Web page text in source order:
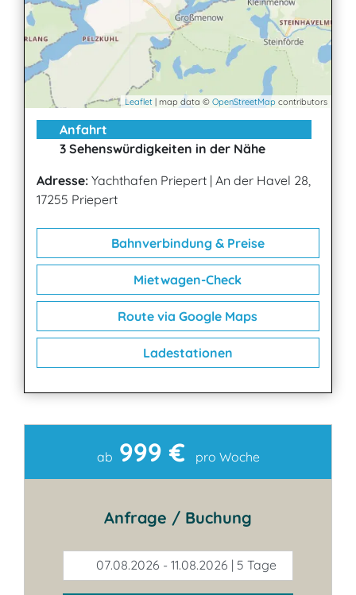
Leaflet | map data © OpenStreetMap contributors
Anfahrt
3 Sehenswürdigkeiten in der Nähe
Adresse: Yachthafen Priepert | An der Havel 28,
17255 Priepert
Bahnverbindung & Preise
Mietwagen-Check
Route via Google Maps
Ladestationen
Kontakt
ab 999 € pro Woche
Anfrage / Buchung
07.08.2026 - 11.08.2026 | 5 Tage